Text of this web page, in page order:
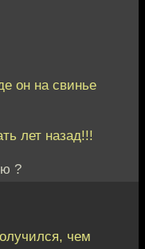
он на свинье
лет назад!!!
?
чем